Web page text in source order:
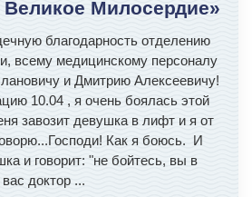
Великое Милосердие»
благодарность отделению
всему медицинскому персоналу
и Дмитрию Алексеевичу!
10.04 , я очень боялась этой
завозит девушка в лифт и я от
Как я боюсь. И
и говорит: "не бойтесь, вы в
доктор ...